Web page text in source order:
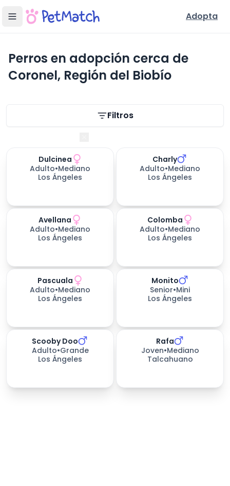
Adopta
Perros en adopción cerca de
Coronel, Región del Biobío
Filtros
Dulcinea
Adulto•Mediano
Los Ángeles
Charly
Adulto•Mediano
Los Ángeles
Avellana
Adulto•Mediano
Los Ángeles
Colomba
Adulto•Mediano
Los Ángeles
Pascuala
Adulto•Mediano
Los Ángeles
Monito
Senior•Mini
Los Ángeles
Scooby Doo
Adulto•Grande
Los Ángeles
días esperando
Rafa
Joven•Mediano
Talcahuano